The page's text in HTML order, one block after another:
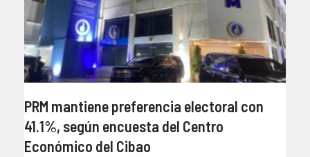
PRM mantiene preferencia electoral con
41.1%, según encuesta del Centro
Económico del Cibao